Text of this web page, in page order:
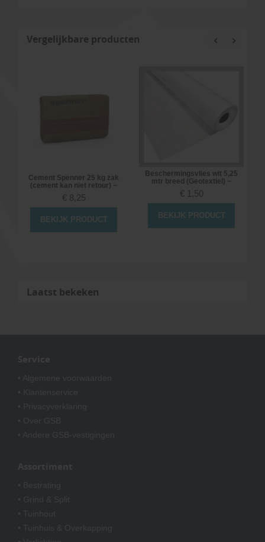
Vergelijkbare producten
Cement Spenner 25 kg zak
(cement kan niet retour) ~
€ 8,25
BEKIJK PRODUCT
Beschermingsvlies wit 5,25
mtr breed (Geotextiel) ~
€ 1,50
BEKIJK PRODUCT
Laatst bekeken